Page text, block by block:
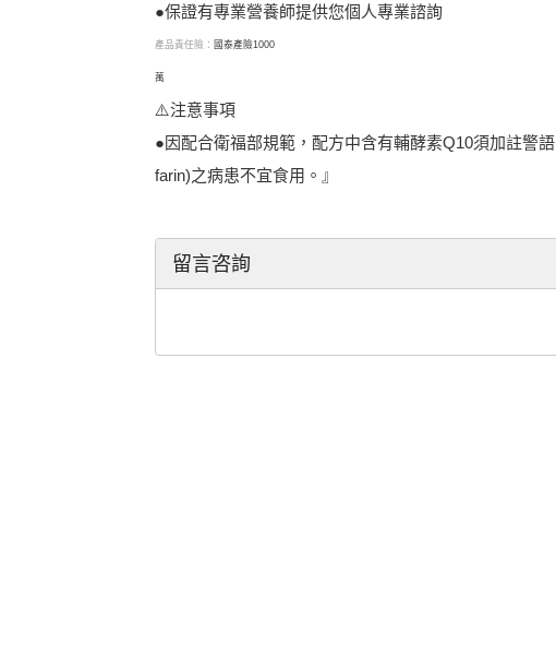
●保證有專業營養師提供您個人專業諮詢
產品責任險： 國泰產險1000
萬
⚠️注意事項
●因配合衛福部規範，配方中含有輔酵素Q10須加註警
farin)之病患不宜食用。』
留言咨詢